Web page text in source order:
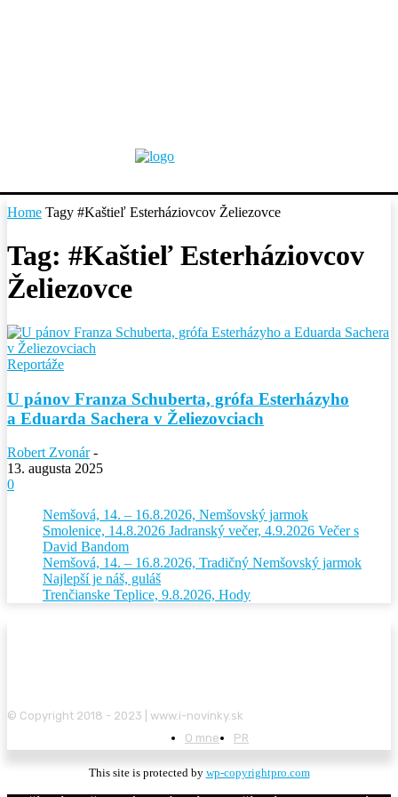
Home Tagy #Kaštieľ Esterháziovcov Želiezovce
Tag: #Kaštieľ Esterháziovcov
Želiezovce
Reportáže
U pánov Franza Schuberta, grófa Esterházyho
a Eduarda Sachera v Želiezovciach
Robert Zvonár -
13. augusta 2025
0
Nemšová, 14. – 16.8.2026, Nemšovský jarmok
Smolenice, 14.8.2026 Jadranský večer, 4.9.2026 Večer s
David Bandom
Nemšová, 14. – 16.8.2026, Tradičný Nemšovský jarmok
Najlepší je náš, guláš
Trenčianske Teplice, 9.8.2026, Hody
© Copyright 2018 - 2023 | www.i-novinky.sk
O mne
PR
This site is protected by wp-copyrightpro.com